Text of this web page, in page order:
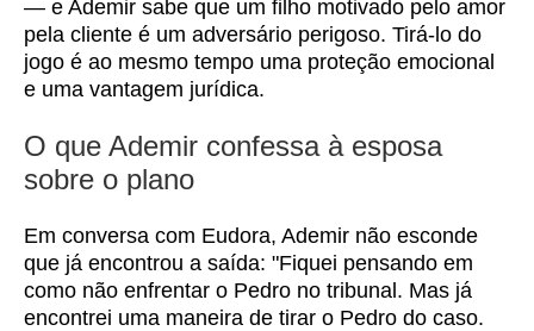
— e Ademir sabe que um filho motivado pelo amor
pela cliente é um adversário perigoso. Tirá-lo do
jogo é ao mesmo tempo uma proteção emocional
e uma vantagem jurídica.
O que Ademir confessa à esposa
sobre o plano
Em conversa com Eudora, Ademir não esconde
que já encontrou a saída: "Fiquei pensando em
como não enfrentar o Pedro no tribunal. Mas já
encontrei uma maneira de tirar o Pedro do caso.